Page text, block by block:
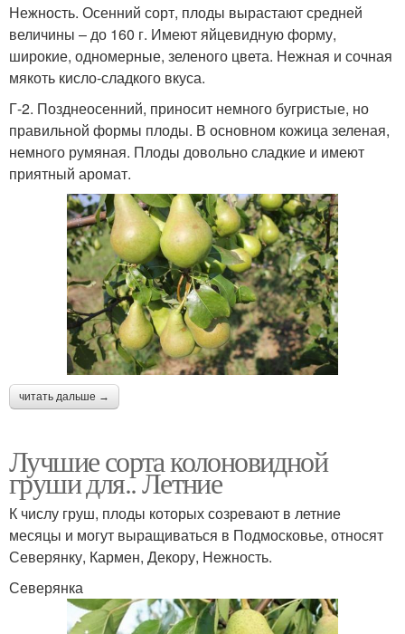
Нежность. Осенний сорт, плоды вырастают средней
величины – до 160 г. Имеют яйцевидную форму,
широкие, одномерные, зеленого цвета. Нежная и сочная
мякоть кисло-сладкого вкуса.
Г-2. Позднеосенний, приносит немного бугристые, но
правильной формы плоды. В основном кожица зеленая,
немного румяная. Плоды довольно сладкие и имеют
приятный аромат.
читать дальше →
Лучшие сорта колоновидной
груши для.. Летние
К числу груш, плоды которых созревают в летние
месяцы и могут выращиваться в Подмосковье, относят
Северянку, Кармен, Декору, Нежность.
Северянка